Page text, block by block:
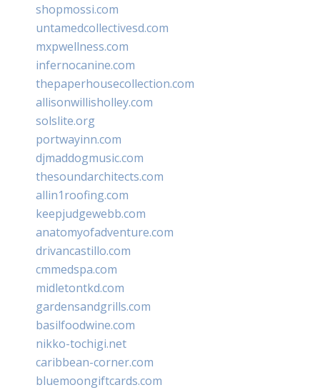
shopmossi.com
untamedcollectivesd.com
mxpwellness.com
infernocanine.com
thepaperhousecollection.com
allisonwillisholley.com
solslite.org
portwayinn.com
djmaddogmusic.com
thesoundarchitects.com
allin1roofing.com
keepjudgewebb.com
anatomyofadventure.com
drivancastillo.com
cmmedspa.com
midletontkd.com
gardensandgrills.com
basilfoodwine.com
nikko-tochigi.net
caribbean-corner.com
bluemoongiftcards.com